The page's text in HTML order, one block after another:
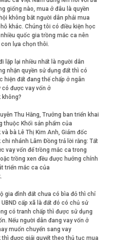
giống nào, mua ở đâu là quyền
không bắt người dân phải mua
khác. Chúng tôi có điều kiện học
quốc gia trồng mắc ca nên
lựa chọn thôi.
lặp lại nhiều nhất là người dân
nhận quyền sử dụng đất thì có
hiện đất đang thế chấp ở ngân
có được vay vốn ở
không?
Thu Hằng, Trưởng ban triển khai
thuộc Khối sản phẩm của
bà Lê Thị Kim Anh, Giám đốc
nhánh Lâm Đồng trả lời rằng: Tất
vay vốn để trồng mắc ca trong
trồng xen đều được hưởng chính
triển mắc ca của
gia đình đất chưa có bìa đỏ thì chỉ
cấp xã là đất đó có chủ sử
có tranh chấp thì được sử dụng
Nếu người dân đang vay vốn ở
muốn chuyển sang vay
thì được giải quyết theo thủ tục mua